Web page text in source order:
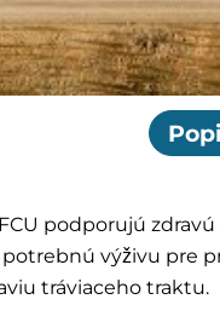
podporujú
výživu pre
tráviaceho traktu.